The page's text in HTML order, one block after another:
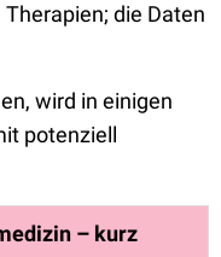
die Daten
wird in einigen
potenziell
– kurz